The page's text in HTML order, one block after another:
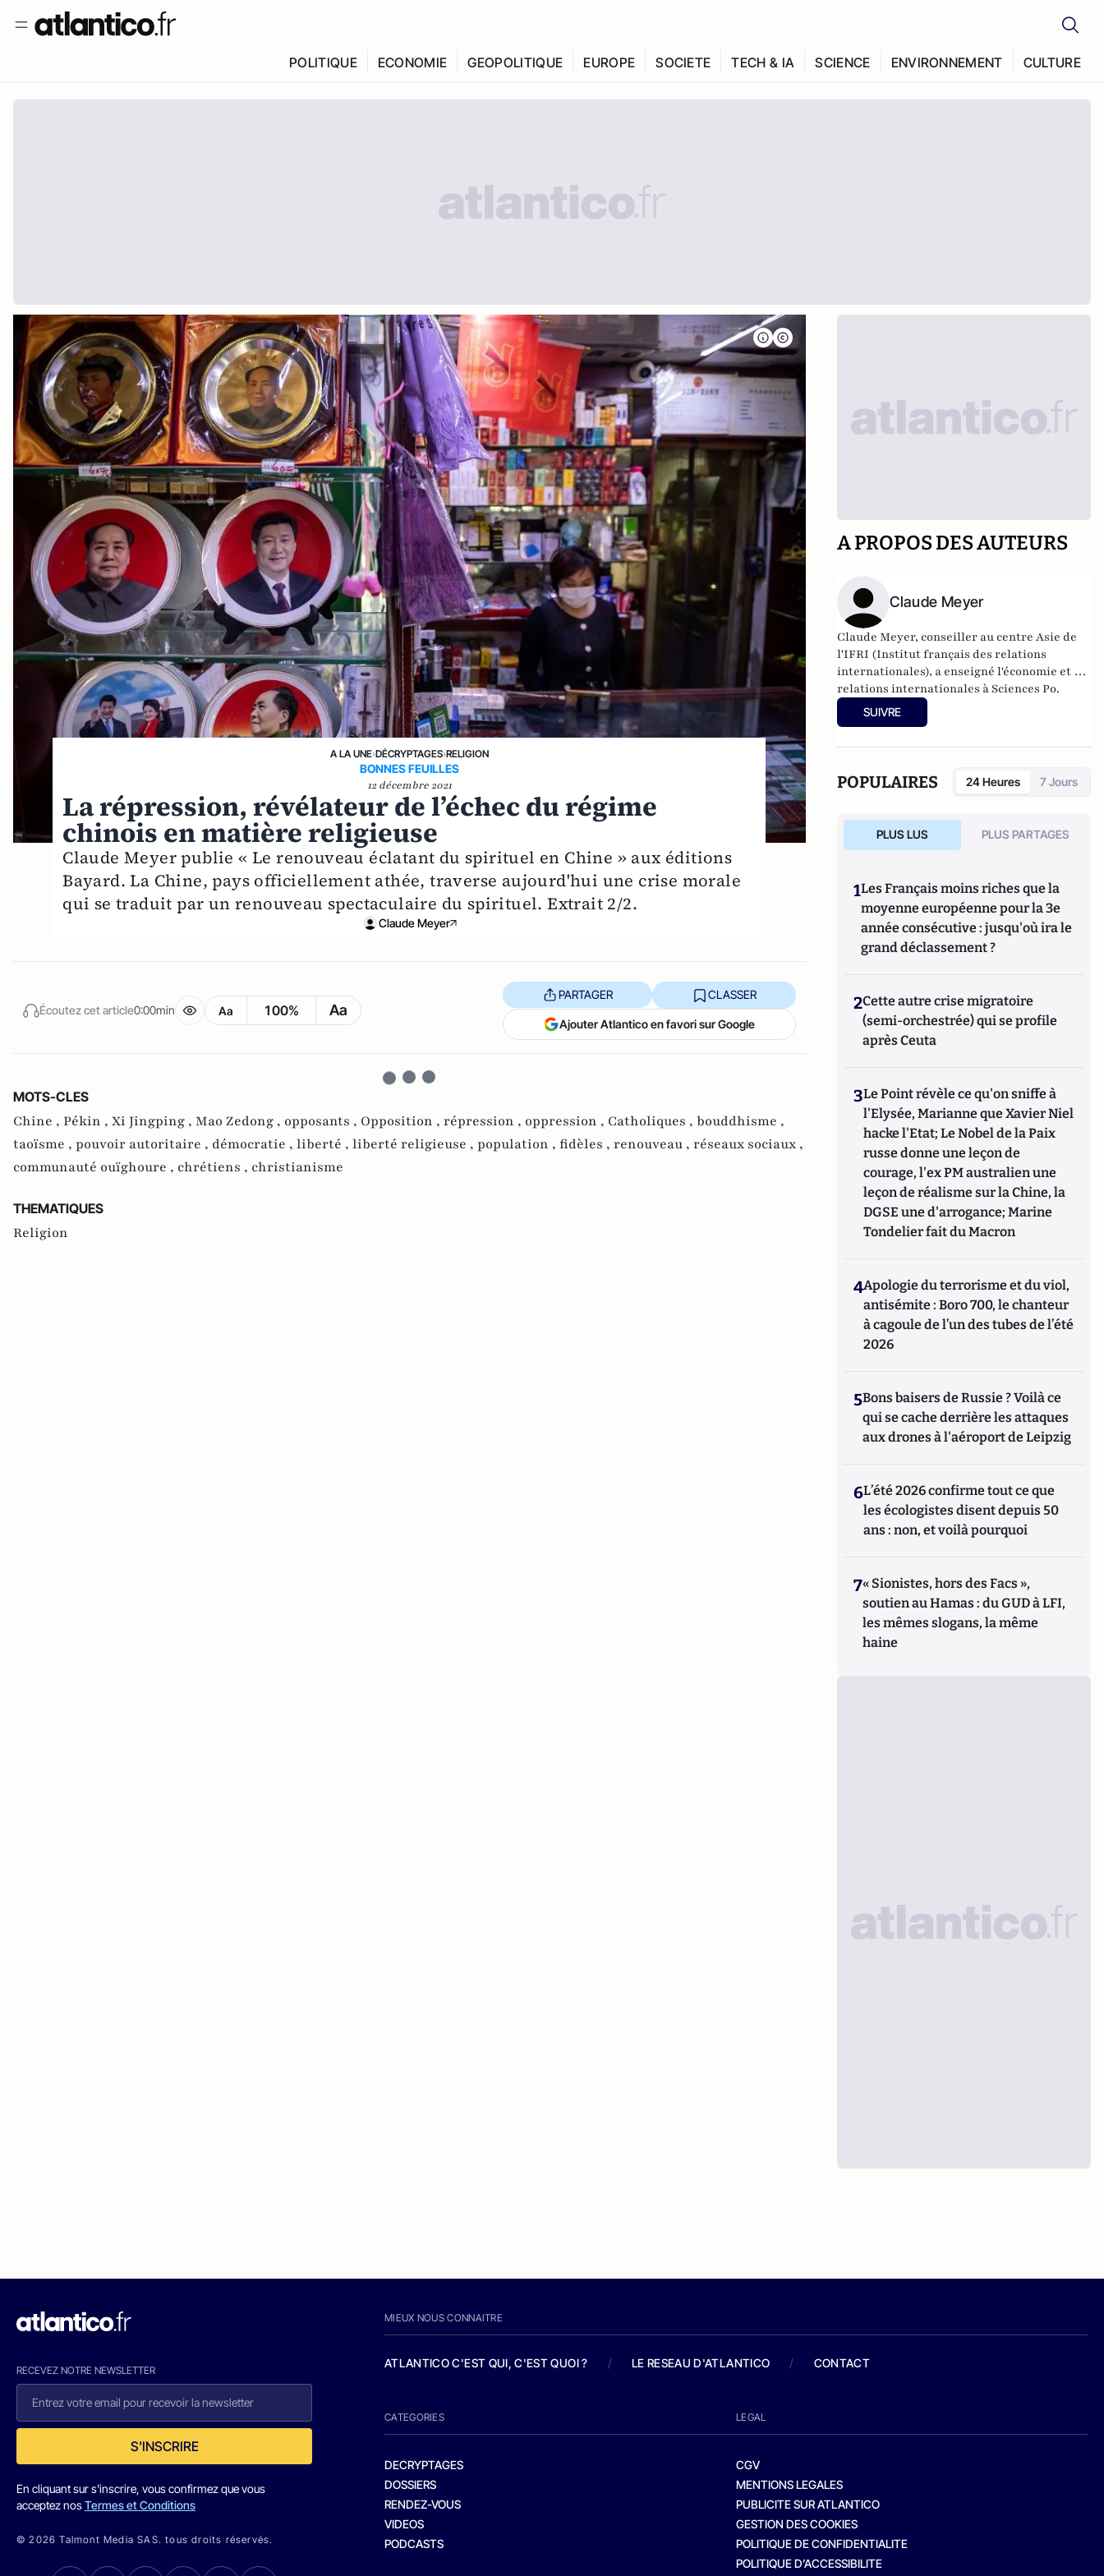
POLITIQUE ECONOMIE GEOPOLITIQUE EUROPE SOCIETE TECH & IA SCIENCE ENVIRONNEMENT CULTURE
A LA UNE›DÉCRYPTAGES›RELIGION
BONNES FEUILLES
12 décembre 2021
La répression, révélateur de l’échec du régime
chinois en matière religieuse
Claude Meyer publie « Le renouveau éclatant du spirituel en Chine » aux éditions
Bayard. La Chine, pays officiellement athée, traverse aujourd'hui une crise morale
qui se traduit par un renouveau spectaculaire du spirituel. Extrait 2/2.
Claude Meyer
Écoutez cet article0:00min Aa 100% Aa
PARTAGER CLASSER
Ajouter Atlantico en favori sur Google
MOTS-CLES
Chine , Pékin , Xi Jingping , Mao Zedong , opposants , Opposition , répression , oppression , Catholiques , bouddhisme ,
taoïsme , pouvoir autoritaire , démocratie , liberté , liberté religieuse , population , fidèles , renouveau , réseaux sociaux ,
communauté ouïghoure , chrétiens , christianisme
THEMATIQUES
Religion
A PROPOS DES AUTEURS
Claude Meyer
Claude Meyer, conseiller au centre Asie de
l'IFRI (Institut français des relations
internationales), a enseigné l'économie et les
relations internationales à Sciences Po.
Docteur en économie, diplômé en
philosophie, sociologie et études asiatiques,
(Fayard, 2014) et L'occident face à la
renaissance de la Chine (Odile Jacob, 2018).
SUIVRE
POPULAIRES 24 Heures 7 Jours
PLUS LUS PLUS PARTAGES
1Les Français moins riches que la
moyenne européenne pour la 3e
année consécutive : jusqu'où ira le
grand déclassement ?
2Cette autre crise migratoire
(semi-orchestrée) qui se profile
après Ceuta
3Le Point révèle ce qu'on sniffe à
l'Elysée, Marianne que Xavier Niel
hacke l'Etat; Le Nobel de la Paix
russe donne une leçon de
courage, l'ex PM australien une
leçon de réalisme sur la Chine, la
DGSE une d'arrogance; Marine
Tondelier fait du Macron
4Apologie du terrorisme et du viol,
antisémite : Boro 700, le chanteur
à cagoule de l’un des tubes de l’été
2026
5Bons baisers de Russie ? Voilà ce
qui se cache derrière les attaques
aux drones à l'aéroport de Leipzig
6L’été 2026 confirme tout ce que
les écologistes disent depuis 50
ans : non, et voilà pourquoi
7« Sionistes, hors des Facs »,
soutien au Hamas : du GUD à LFI,
les mêmes slogans, la même
haine
RECEVEZ NOTRE NEWSLETTER
S'INSCRIRE
En cliquant sur s'inscrire, vous confirmez que vous
acceptez nosTermes et Conditions
© 2026 Talmont Media SAS. tous droits réservés.
MIEUX NOUS CONNAITRE
ATLANTICO C'EST QUI, C'EST QUOI ? / LE RESEAU D'ATLANTICO / CONTACT
CATEGORIES
DECRYPTAGES
DOSSIERS
RENDEZ-VOUS
VIDEOS
PODCASTS
LEGAL
CGV
MENTIONS LEGALES
PUBLICITE SUR ATLANTICO
GESTION DES COOKIES
POLITIQUE DE CONFIDENTIALITE
POLITIQUE D’ACCESSIBILITE